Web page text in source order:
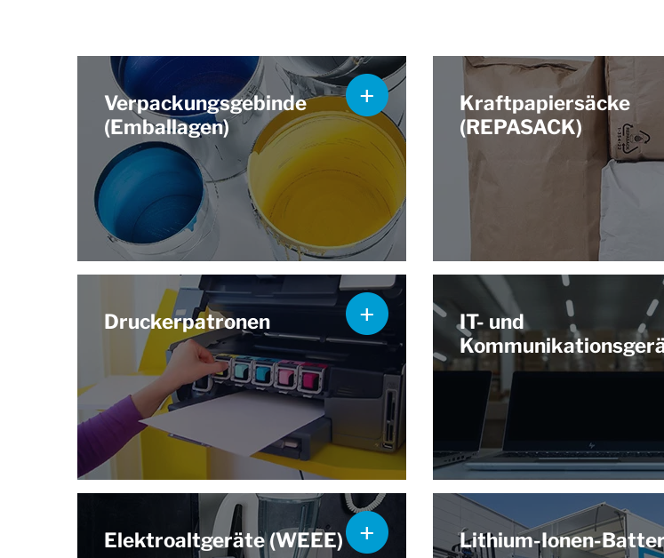
Verpackungsgebinde
(Emballagen)
Kraftpapiersäcke
(REPASACK)
Druckerpatronen
IT- und
Elektroaltgeräte (WEEE) Lithium-Ionen-